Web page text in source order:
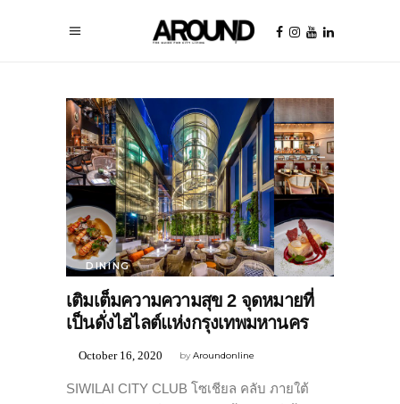
DINING
เติมเต็มความความสุข 2 จุดหมายที่
เป็นดั่งไฮไลต์แห่งกรุงเทพมหานคร
byAroundonline
October 16, 2020
SIWILAI CITY CLUB โซเชียล คลับ ภายใต้